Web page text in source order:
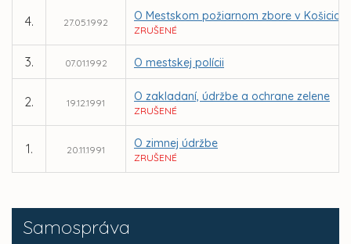
Samospráva
4. 27.05.1992 O Mestskom požiarnom zbore v
ZRUŠENÉ
3. 07.01.1992 O mestskej polícii
2. 19.12.1991 O zakladaní, údržbe a ochrane zelene
ZRUŠENÉ
1. 20.11.1991 O zimnej údržbe
ZRUŠENÉ